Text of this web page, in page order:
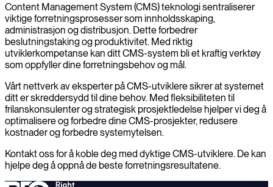
Content Management System (CMS) teknologi sentraliserer
viktige forretningsprosesser som innholdsskaping,
administrasjon og distribusjon. Dette forbedrer
beslutningstaking og produktivitet. Med riktig
utviklerkompetanse kan ditt CMS-system bli et kraftig verktøy
som oppfyller dine forretningsbehov og mål.
Vårt nettverk av eksperter på CMS-utviklere sikrer at systemet
ditt er skreddersydd til dine behov. Med fleksibiliteten til
frilanskonsulenter og strategisk prosjektledelse hjelper vi deg å
optimalisere og forbedre dine CMS-prosjekter, redusere
kostnader og forbedre systemytelsen.
Kontakt oss for å koble deg med dyktige CMS-utviklere. De kan
hjelpe deg å oppnå de beste forretningsresultatene.